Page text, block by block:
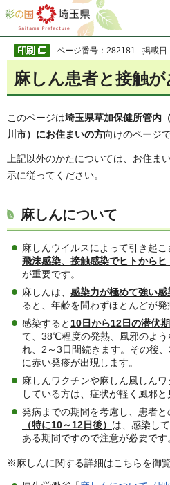
彩の国 埼玉県
ページ番号：282181 掲載日
麻しん患者と接触
このページは埼玉県草加保健所管内
川市）にお住まいの方向けのページで
上記以外のかたについては、お住ま
示に従ってください。
麻しんについて
麻しんウイルスによって引き起こ
飛沫感染、接触感染でヒトからヒ
が重要です。
麻しんは、 感染力が極めて強い感
ると、年齢を問わずほとんどが発
感染すると10日から12日の潜伏
て、38℃程度の発熱、風邪のよ
れ、2～3日間続きます。その後
に赤い発疹が出現します。
麻しんワクチンや麻しん風しん
している方は、症状が軽く風邪
発病までの期間を考慮し、患者
（特に10～12日後） は、感染し
ある期間ですので注意が必要です
※麻しんに関する詳細はこちらを御覧